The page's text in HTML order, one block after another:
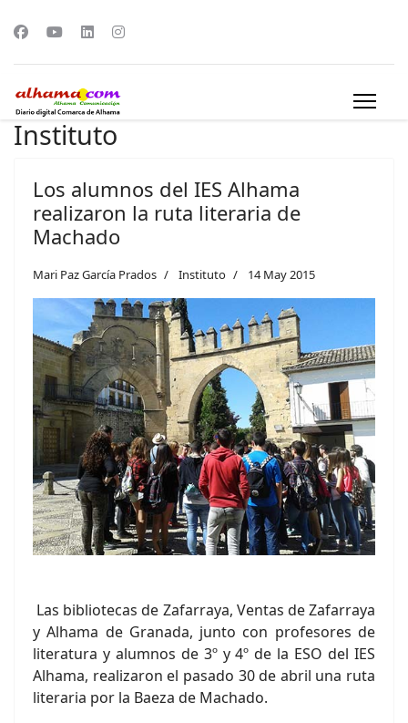
Instituto
Los alumnos del IES Alhama
realizaron la ruta literaria de
Machado
Mari Paz García Prados Instituto 14 May 2015
Las bibliotecas de Zafarraya, Ventas de Zafarraya
y Alhama de Granada, junto con profesores de
literatura y alumnos de 3º y 4º de la ESO del IES
Alhama, realizaron el pasado 30 de abril una ruta
literaria por la Baeza de Machado.